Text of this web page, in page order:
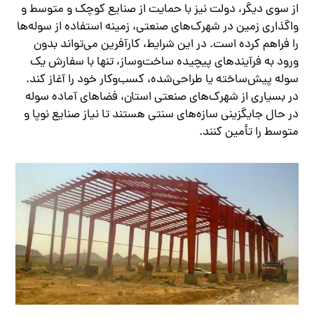
از سوی دیگر، دولت نیز با حمایت از صنایع کوچک و متوسط و
واگذاری زمین در شهرک‌های صنعتی، زمینه‌ استفاده از سوله‌ها
را فراهم کرده است. در این شرایط، کارآفرین می‌تواند بدون
ورود به فرآیندهای پیچیده ساخت‌وساز، تنها با سفارش یک
سوله پیش‌ساخته یا طراحی‌شده، کسب‌وکار خود را آغاز کند.
در بسیاری از شهرک‌های صنعتی استان، فضاهای آماده سوله
در حال جایگزینی سازه‌های سنتی هستند تا نیاز صنایع نوپا و
متوسط را تأمین کنند.